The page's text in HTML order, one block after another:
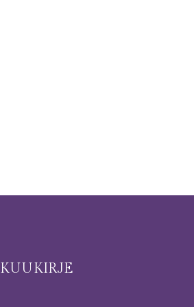
KUUKIRJE